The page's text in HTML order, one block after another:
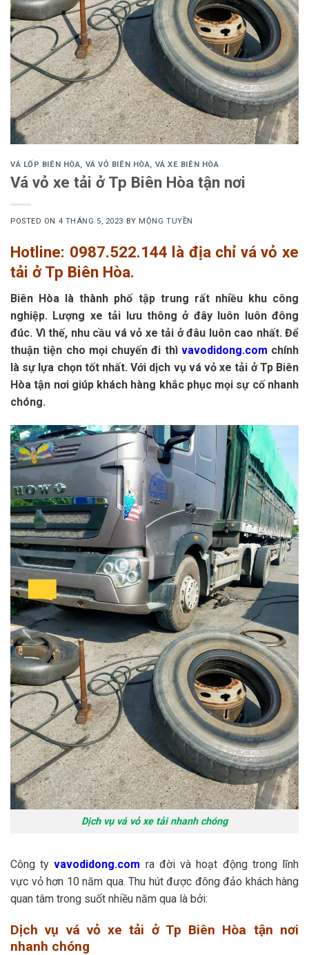
VÁ LỐP BIÊN HÒA, VÁ VỎ BIÊN HÒA, VÁ XE BIÊN HÒA
Vá vỏ xe tải ở Tp Biên Hòa tận nơi
POSTED ON 4 THÁNG 5, 2023 BY MỘNG TUYỀN
Hotline: 0987.522.144 là địa chỉ vá vỏ xe
tải ở Tp Biên Hòa.
Biên Hòa là thành phố tập trung rất nhiều khu công
nghiệp. Lượng xe tải lưu thông ở đây luôn luôn đông
đúc. Vì thế, nhu cầu vá vỏ xe tải ở đâu luôn cao nhất. Để
thuận tiện cho mọi chuyến đi thì vavodidong.com chính
là sự lựa chọn tốt nhất. Với dịch vụ vá vỏ xe tải ở Tp Biên
Hòa tận nơi giúp khách hàng khắc phục mọi sự cố nhanh
chóng.
Dịch vụ vá vỏ xe tải nhanh chóng
Công tyvavodidong.com ra đời và hoạt động trong lĩnh
vực vỏ hơn 10 năm qua. Thu hút được đông đảo khách hàng
quan tâm trong suốt nhiều năm qua là bởi:
Dịch vụ vá vỏ xe tải ở Tp Biên Hòa tận nơi
nhanh chóng